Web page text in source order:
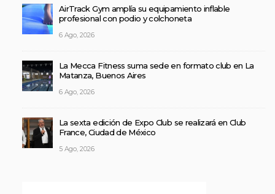
AirTrack Gym amplía su equipamiento inflable
profesional con podio y colchoneta
6 Ago, 2026
La Mecca Fitness suma sede en formato club en La
Matanza, Buenos Aires
6 Ago, 2026
La sexta edición de Expo Club se realizará en Club
France, Ciudad de México
5 Ago, 2026